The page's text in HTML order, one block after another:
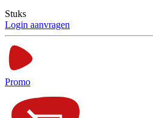
Stuks
Login aanvragen
Promo